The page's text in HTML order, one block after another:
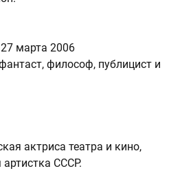
марта 2006
философ, публицист и
актриса театра и кино,
СССР.